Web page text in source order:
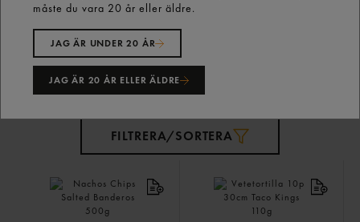
Mexikanskt
FILTRERA/SORTERA
måste du vara 20 år eller äldre.
JAG ÄR UNDER 20 ÅR
JAG ÄR 20 ÅR ELLER ÄLDRE